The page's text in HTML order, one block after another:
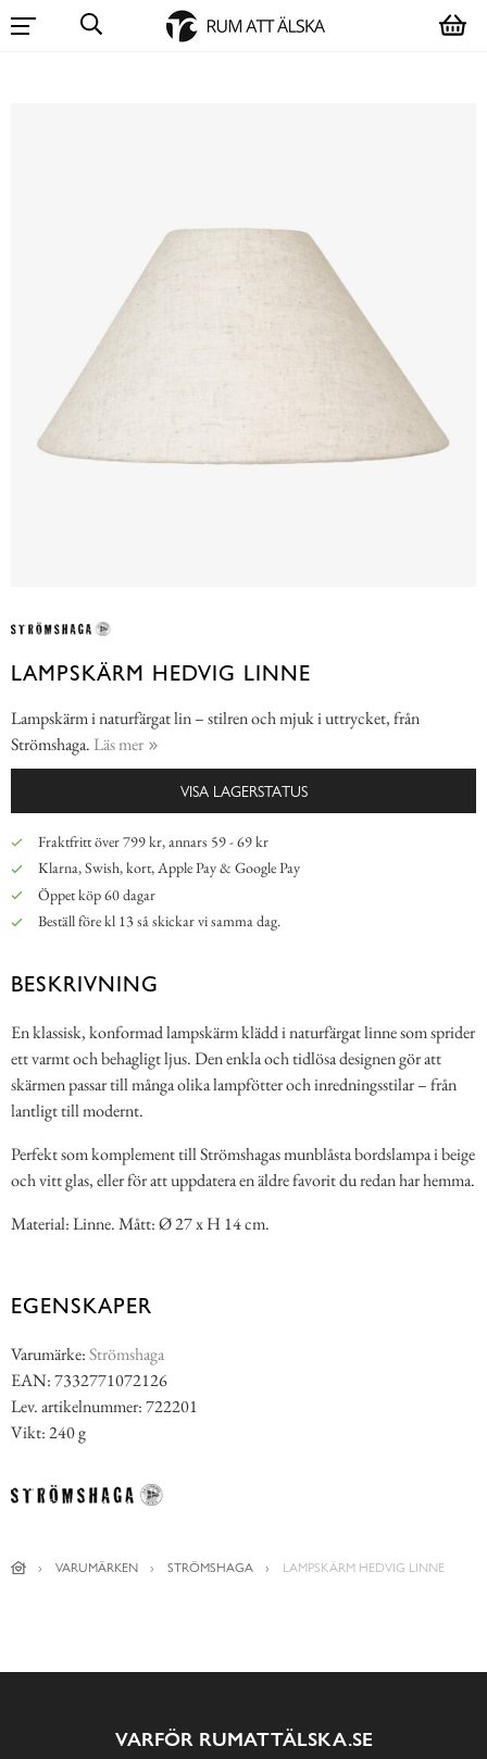
LAMPSKÄRM HEDVIG LINNE
Lampskärm i naturfärgat lin – stilren och mjuk i uttrycket, från
Strömshaga. Läs mer
VISA LAGERSTATUS
Fraktfritt över 799 kr, annars 59 - 69 kr
Klarna, Swish, kort, Apple Pay & Google Pay
Öppet köp 60 dagar
Beställ före kl 13 så skickar vi samma dag.
BESKRIVNING
En klassisk, konformad lampskärm klädd i naturfärgat linne som sprider
ett varmt och behagligt ljus. Den enkla och tidlösa designen gör att
skärmen passar till många olika lampfötter och inredningsstilar – från
lantligt till modernt.
Perfekt som komplement till Strömshagas munblåsta bordslampa i beige
och vitt glas, eller för att uppdatera en äldre favorit du redan har hemma.
Material: Linne. Mått: Ø 27 x H 14 cm.
EGENSKAPER
Varumärke:Strömshaga
EAN: 7332771072126
Lev. artikelnummer: 722201
Vikt: 240 g
VARUMÄRKEN STRÖMSHAGA LAMPSKÄRM HEDVIG LINNE
VARFÖR RUMATTÄLSKA.SE